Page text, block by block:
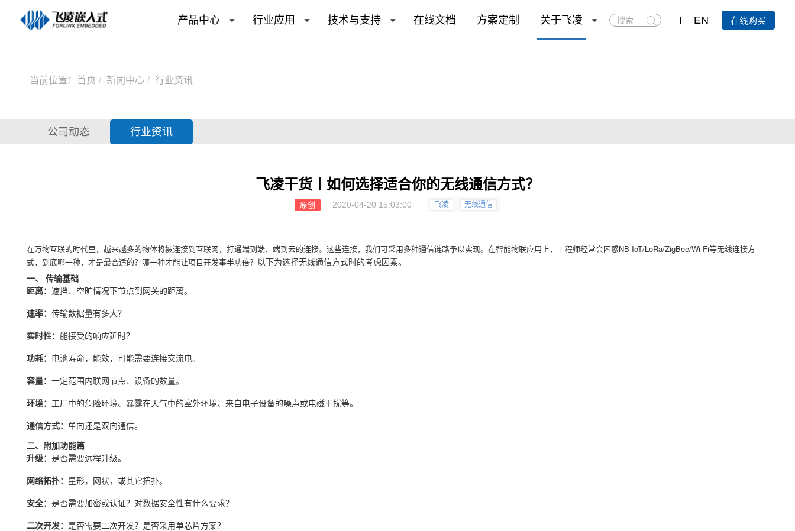
产品中心 行业应用 技术与支持 在线文档 方案定制 关于飞凌
搜
索
EN 在线购买
当前位置： 首页 新闻中心 行业资讯
公司动态 行业资讯
飞凌干货丨如何选择适合你的无线通信方式？
原创 2020-04-20 15:03:00 飞凌 无线通信
在万物互联的时代里，越来越多的物体将被连接到互联网，打通端到端、端到云的连接。这些连接，我们可采用多种通信链路予以实现。在智能物联应用上，工程师经常会困惑NB-IoT/LoRa/ZigBee/Wi-Fi等无线连接方
式，到底哪一种，才是最合适的？哪一种才能让项目开发事半功倍？ 以下为选择无线通信方式时的考虑因素。
一、 传输基础
距离：遮挡、空旷情况下节点到网关的距离。
速率：传输数据量有多大？
实时性： 能接受的响应延时？
功耗： 电池寿命，能效，可能需要连接交流电。
容量：一定范围内联网节点、设备的数量。
环境： 工厂中的危险环境、暴露在天气中的室外环境、来自电子设备的噪声或电磁干扰等。
通信方式：单向还是双向通信。
二、附加功能篇
升级：是否需要远程升级。
网络拓扑： 星形，网状，或其它拓扑。
安全：是否需要加密或认证？对数据安全性有什么要求？
二次开发：是否需要二次开发？是否采用单芯片方案？